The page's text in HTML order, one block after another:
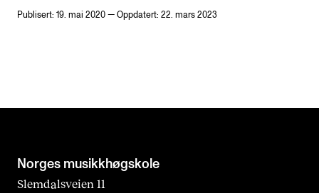
Publisert: 19. mai 2020 — Oppdatert: 22. mars 2023
Norges musikk­høgskole
Slemdalsveien 11